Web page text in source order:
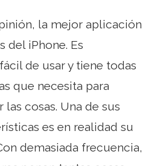
la mejor aplicación
del iPhone. Es
de usar y tiene todas
que necesita para
las cosas. Una de sus
es en realidad su
demasiada frecuencia,